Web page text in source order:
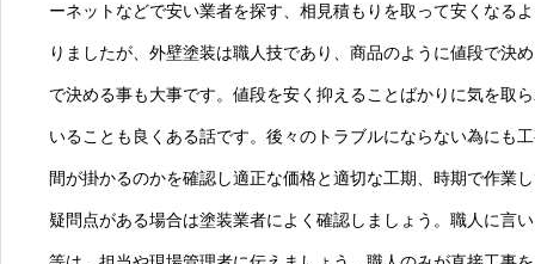
ーネットなどで安い業者を探す、相見積もりを取って安くなる
りましたが、外壁塗装は職人技であり、商品のように値段で決
で決める事も大事です。値段を安く抑えることばかりに気を取
いることも良くある話です。後々のトラブルにならない為にも
間が掛かるのかを確認し適正な価格と適切な工期、時期で作業
疑問点がある場合は塗装業者によく確認しましょう。職人に言